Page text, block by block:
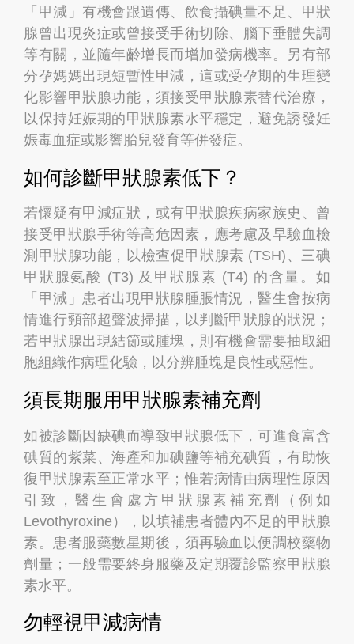
「甲減」有機會跟遺傳、飲食攝碘量不足、甲狀
腺曾出現炎症或曾接受手術切除、腦下垂體失調
等有關，並隨年齡增長而增加發病機率。另有部
分孕媽媽出現短暫性甲減，這或受孕期的生理變
化影響甲狀腺功能，須接受甲狀腺素替代治療，
以保持妊娠期的甲狀腺素水平穩定，避免誘發妊
娠毒血症或影響胎兒發育等併發症。
如何診斷甲狀腺素低下？
若懷疑有甲減症狀，或有甲狀腺疾病家族史、曾
接受甲狀腺手術等高危因素，應考慮及早驗血檢
測甲狀腺功能，以檢查促甲狀腺素 (TSH)、三碘
甲狀腺氨酸 (T3) 及甲狀腺素 (T4) 的含量。如
「甲減」患者出現甲狀腺腫脹情況，醫生會按病
情進行頸部超聲波掃描，以判斷甲狀腺的狀況；
若甲狀腺出現結節或腫塊，則有機會需要抽取細
胞組織作病理化驗，以分辨腫塊是良性或惡性。
須長期服用甲狀腺素補充劑
如被診斷因缺碘而導致甲狀腺低下，可進食富含
碘質的紫菜、海產和加碘鹽等補充碘質，有助恢
復甲狀腺素至正常水平；惟若病情由病理性原因
引致，醫生會處方甲狀腺素補充劑（例如
Levothyroxine），以填補患者體內不足的甲狀腺
素。患者服藥數星期後，須再驗血以便調校藥物
劑量；一般需要終身服藥及定期覆診監察甲狀腺
素水平。
勿輕視甲減病情